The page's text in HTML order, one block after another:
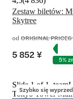
Zestaw biletów:
Skytree
od ORIGINAL PRICE6
5 852 ¥ 5%
Szybko się
Slide 1 of 1,
Tokyo Tower